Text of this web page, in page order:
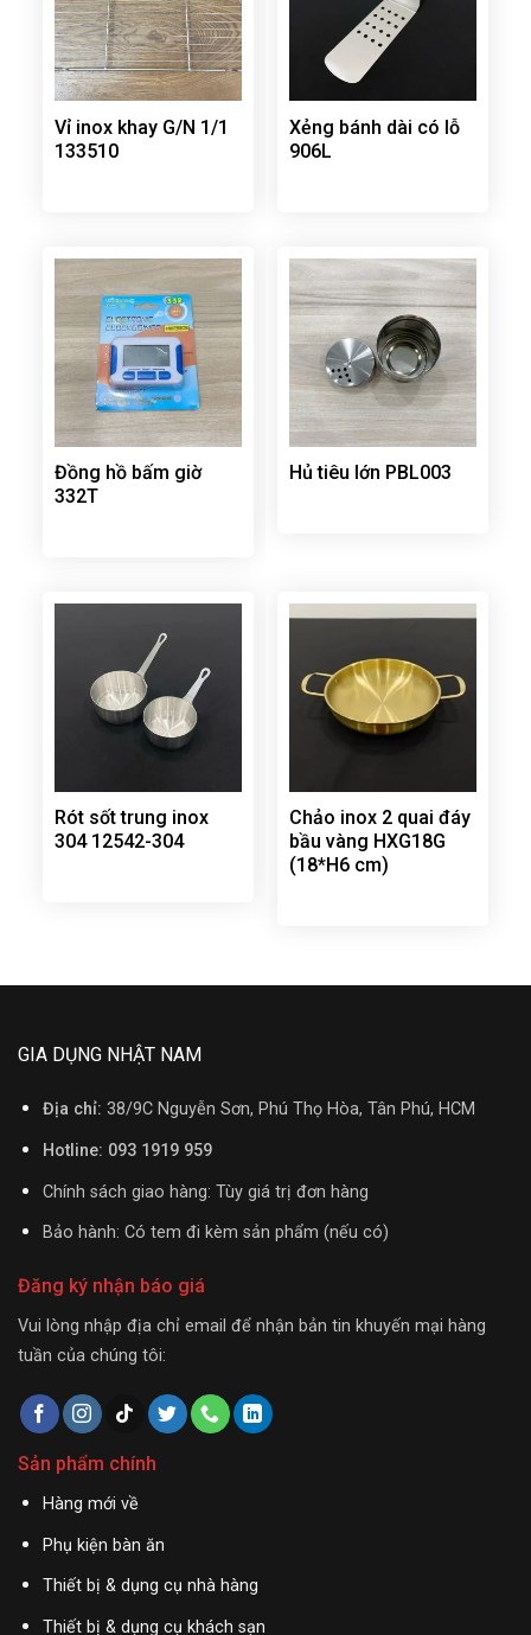
Vỉ inox khay G/N 1/1
133510
Xẻng bánh dài có lỗ
906L
Đồng hồ bấm giờ
332T
Hủ tiêu lớn PBL003
Rót sốt trung inox
304 12542-304
Chảo inox 2 quai đáy
bầu vàng HXG18G
(18*H6 cm)
GIA DỤNG NHẬT NAM
Địa chỉ: 38/9C Nguyễn Sơn, Phú Thọ Hòa, Tân Phú, HCM
Hotline: 093 1919 959
Chính sách giao hàng: Tùy giá trị đơn hàng
Bảo hành: Có tem đi kèm sản phẩm (nếu có)
Đăng ký nhận báo giá
Vui lòng nhập địa chỉ email để nhận bản tin khuyến mại hàng
tuần của chúng tôi:
Sản phẩm chính
Hàng mới về
Phụ kiện bàn ăn
Thiết bị & dụng cụ nhà hàng
Thiết bị & dụng cụ khách sạn